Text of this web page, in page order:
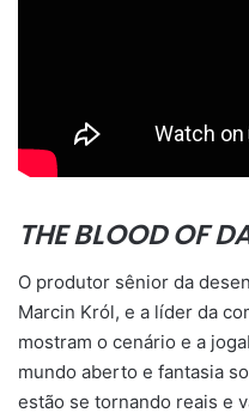
THE BLOOD OF
O produtor sênior da
Marcin Król, e a líder da
mostram o cenário e a
mundo aberto e fantasia
estão se tornando reais e